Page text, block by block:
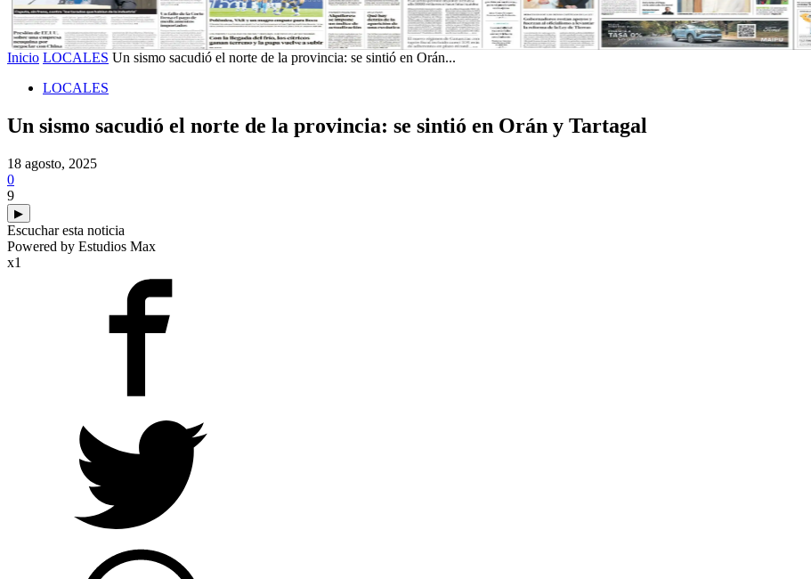
Inicio LOCALES Un sismo sacudió el norte de la provincia: se sintió en Orán...
LOCALES
Un sismo sacudió el norte de la provincia: se sintió en Orán y Tartagal
18 agosto, 2025
0
9
▶
Escuchar esta noticia
Powered by Estudios Max
x1